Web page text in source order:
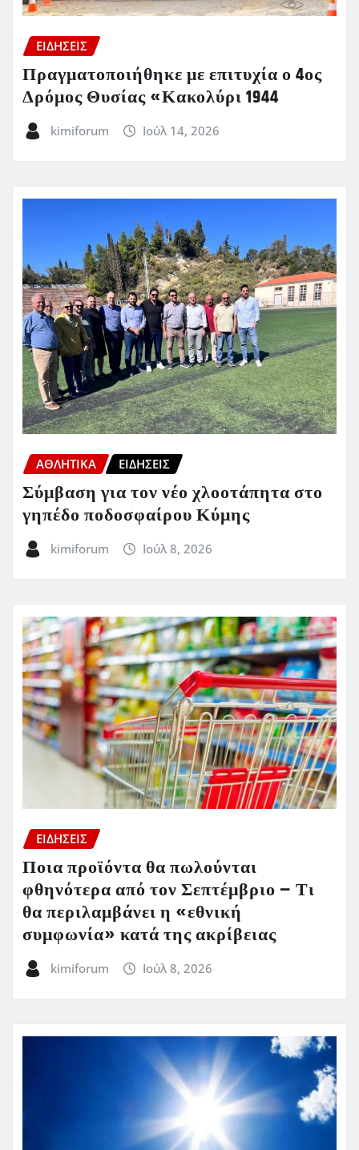
ΕΙΔΗΣΕΙΣ
Πραγματοποιήθηκε με επιτυχία ο 4ος
Δρόμος Θυσίας «Κακολύρι 1944
kimiforum Ιούλ 14, 2026
ΑΘΛΗΤΙΚΑ ΕΙΔΗΣΕΙΣ
Σύμβαση για τον νέο χλοοτάπητα στο
γηπέδο ποδοσφαίρου Κύμης
kimiforum Ιούλ 8, 2026
ΕΙΔΗΣΕΙΣ
Ποια προϊόντα θα πωλούνται
φθηνότερα από τον Σεπτέμβριο – Τι
θα περιλαμβάνει η «εθνική
συμφωνία» κατά της ακρίβειας
kimiforum Ιούλ 8, 2026